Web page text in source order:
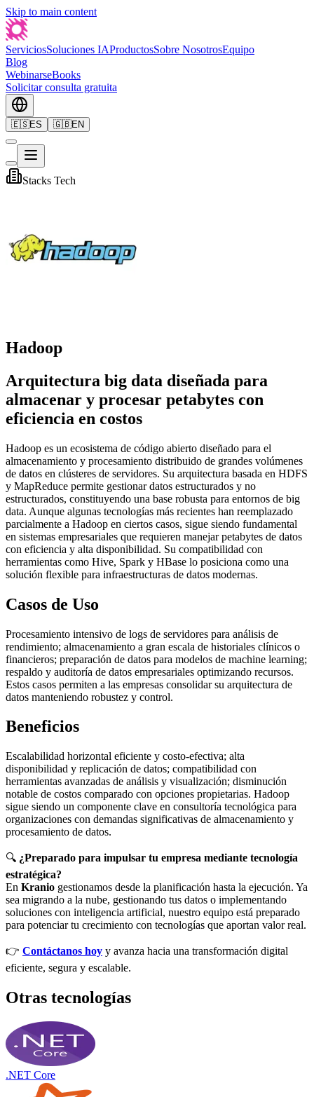
Skip to main content
ServiciosSoluciones IAProductosSobre NosotrosEquipo
Blog
WebinarseBooks
Solicitar consulta gratuita
🇪🇸ES 🇬🇧EN
Stacks Tech
Hadoop
Arquitectura big data diseñada para
almacenar y procesar petabytes con
eficiencia en costos
Hadoop es un ecosistema de código abierto diseñado para el
almacenamiento y procesamiento distribuido de grandes volúmenes
de datos en clústeres de servidores. Su arquitectura basada en HDFS
y MapReduce permite gestionar datos estructurados y no
estructurados, constituyendo una base robusta para entornos de big
data. Aunque algunas tecnologías más recientes han reemplazado
parcialmente a Hadoop en ciertos casos, sigue siendo fundamental
en sistemas empresariales que requieren manejar petabytes de datos
con eficiencia y alta disponibilidad. Su compatibilidad con
herramientas como Hive, Spark y HBase lo posiciona como una
solución flexible para infraestructuras de datos modernas.
Casos de Uso
Procesamiento intensivo de logs de servidores para análisis de
rendimiento; almacenamiento a gran escala de historiales clínicos o
financieros; preparación de datos para modelos de machine learning;
respaldo y auditoría de datos empresariales optimizando recursos.
Estos casos permiten a las empresas consolidar su arquitectura de
datos manteniendo robustez y control.
Beneficios
Escalabilidad horizontal eficiente y costo-efectiva; alta
disponibilidad y replicación de datos; compatibilidad con
herramientas avanzadas de análisis y visualización; disminución
notable de costos comparado con opciones propietarias. Hadoop
sigue siendo un componente clave en consultoría tecnológica para
organizaciones con demandas significativas de almacenamiento y
procesamiento de datos.
🔍 ¿Preparado para impulsar tu empresa mediante tecnología
estratégica?
En Kranio gestionamos desde la planificación hasta la ejecución. Ya
sea migrando a la nube, gestionando tus datos o implementando
soluciones con inteligencia artificial, nuestro equipo está preparado
para potenciar tu crecimiento con tecnologías que aportan valor real.
👉 Contáctanos hoy y avanza hacia una transformación digital
eficiente, segura y escalable.
Otras tecnologías
.NET Core